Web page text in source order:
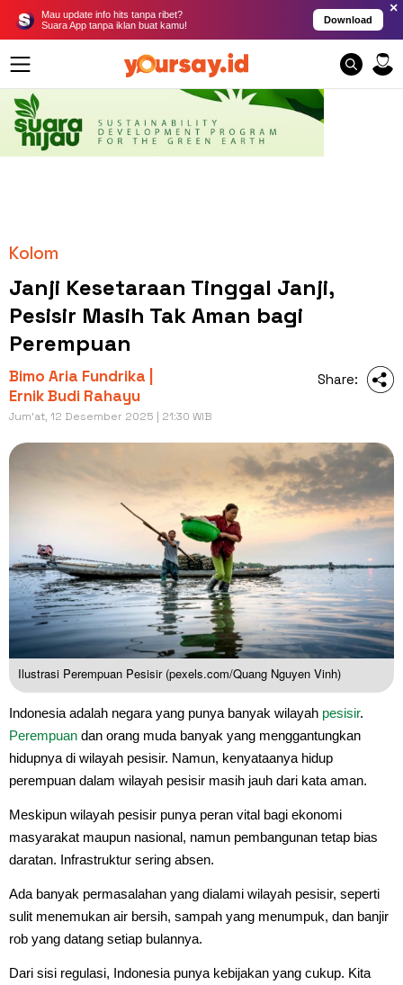
Mau update info hits tanpa ribet?
Suara App tanpa iklan buat kamu!
Download
×
Kolom
Janji Kesetaraan Tinggal Janji,
Pesisir Masih Tak Aman bagi
Perempuan
Bimo Aria Fundrika |
Ernik Budi Rahayu
Jum'at, 12 Desember 2025 | 21:30 WIB
Share:
Ilustrasi Perempuan Pesisir (pexels.com/Quang Nguyen Vinh)
Indonesia adalah negara yang punya banyak wilayah pesisir.
Perempuan dan orang muda banyak yang menggantungkan
hidupnya di wilayah pesisir. Namun, kenyataanya hidup
perempuan dalam wilayah pesisir masih jauh dari kata aman.
Meskipun wilayah pesisir punya peran vital bagi ekonomi
masyarakat maupun nasional, namun pembangunan tetap bias
daratan. Infrastruktur sering absen.
Ada banyak permasalahan yang dialami wilayah pesisir, seperti
sulit menemukan air bersih, sampah yang menumpuk, dan banjir
rob yang datang setiap bulannya.
Dari sisi regulasi, Indonesia punya kebijakan yang cukup. Kita